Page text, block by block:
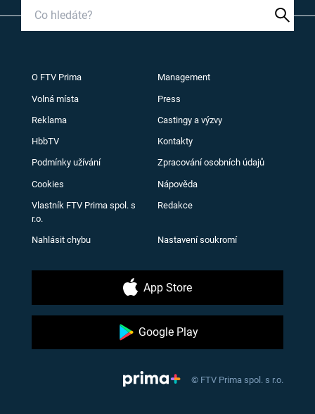
O FTV Prima Management
Volná místa Press
Reklama Castingy a výzvy
HbbTV Kontakty
Podmínky užívání Zpracování osobních údajů
Cookies Nápověda
Vlastník FTV Prima spol. s
r.o.
Redakce
Nahlásit chybu Nastavení soukromí
App Store
Google Play
© FTV Prima spol. s r.o.